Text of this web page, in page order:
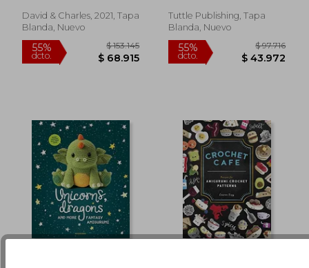
dcto. $ 47.622 dcto.
David & Charles, 2021, Tapa
Blanda, Nuevo
Book with 12
Innovative Designs &
Planes (en Inglés)
Tuttle Publishing, Tapa
Blanda, Nuevo